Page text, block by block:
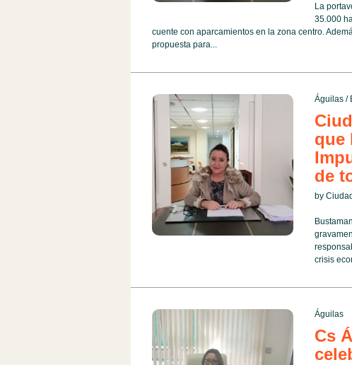
La
35.000
cuente con aparcamientos en la zona centro.
propuesta para...
Águilas/
que
de
by
crisis
Águilas
Cs